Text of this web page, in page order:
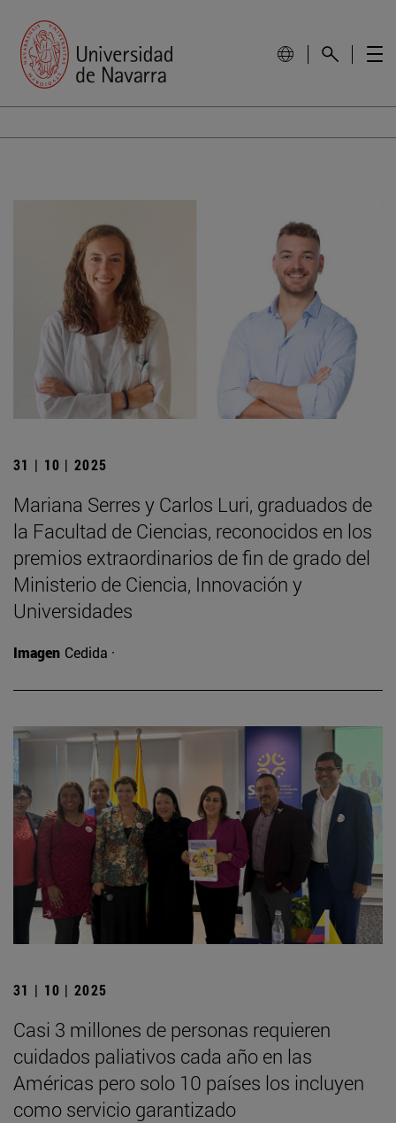
31 | 10 | 2025
Mariana Serres y Carlos Luri, graduados de
la Facultad de Ciencias, reconocidos en los
premios extraordinarios de fin de grado del
Ministerio de Ciencia, Innovación y
Universidades
Imagen Cedida ·
31 | 10 | 2025
Casi 3 millones de personas requieren
cuidados paliativos cada año en las
Américas pero solo 10 países los incluyen
como servicio garantizado